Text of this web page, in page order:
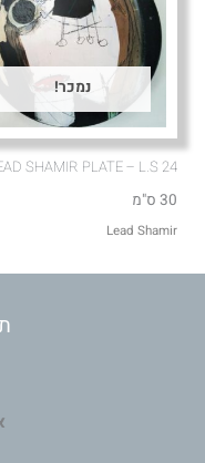
נמכר!
SHAMIR PLATE – L.S 24
30 ס"מ
Lead Shamir